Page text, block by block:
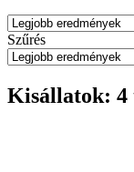
Szűrés
Kisállatok: 4